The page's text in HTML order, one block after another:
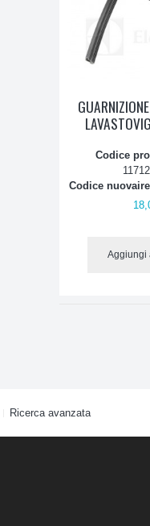
Codice
Codice
Aggiungi
Ricerca avanzata